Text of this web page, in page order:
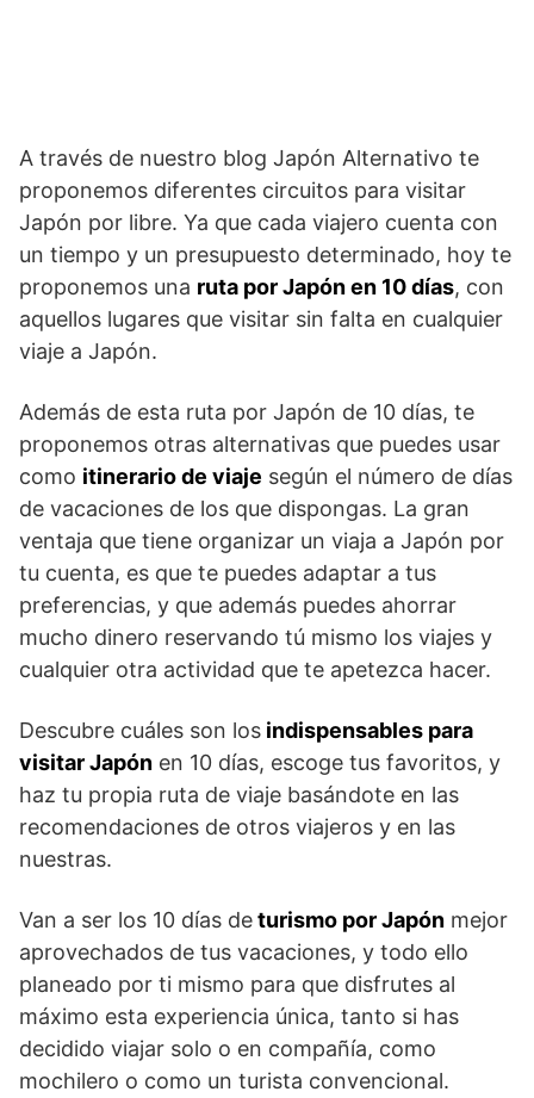
A través de nuestro blog Japón Alternativo te
proponemos diferentes circuitos para visitar
Japón por libre. Ya que cada viajero cuenta con
un tiempo y un presupuesto determinado, hoy te
proponemos una ruta por Japón en 10 días, con
aquellos lugares que visitar sin falta en cualquier
viaje a Japón.
Además de esta ruta por Japón de 10 días, te
proponemos otras alternativas que puedes usar
como itinerario de viaje según el número de días
de vacaciones de los que dispongas. La gran
ventaja que tiene organizar un viaja a Japón por
tu cuenta, es que te puedes adaptar a tus
preferencias, y que además puedes ahorrar
mucho dinero reservando tú mismo los viajes y
cualquier otra actividad que te apetezca hacer.
Descubre cuáles son los indispensables para
visitar Japón en 10 días, escoge tus favoritos, y
haz tu propia ruta de viaje basándote en las
recomendaciones de otros viajeros y en las
nuestras.
Van a ser los 10 días deturismo por Japón mejor
aprovechados de tus vacaciones, y todo ello
planeado por ti mismo para que disfrutes al
máximo esta experiencia única, tanto si has
decidido viajar solo o en compañía, como
mochilero o como un turista convencional.